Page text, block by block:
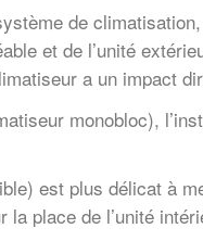
de
et de l’unité
a un impact
monobloc),
est plus délicat à
place de l’unité